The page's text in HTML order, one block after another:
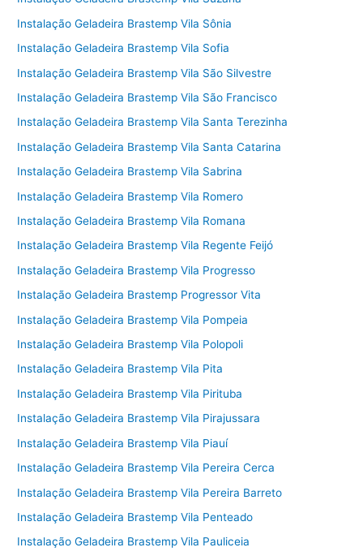
Instalação Geladeira Brastemp Vila Sônia
Instalação Geladeira Brastemp Vila Sofia
Instalação Geladeira Brastemp Vila São Silvestre
Instalação Geladeira Brastemp Vila São Francisco
Instalação Geladeira Brastemp Vila Santa Terezinha
Instalação Geladeira Brastemp Vila Santa Catarina
Instalação Geladeira Brastemp Vila Sabrina
Instalação Geladeira Brastemp Vila Romero
Instalação Geladeira Brastemp Vila Romana
Instalação Geladeira Brastemp Vila Regente Feijó
Instalação Geladeira Brastemp Vila Progresso
Instalação Geladeira Brastemp Progressor Vita
Instalação Geladeira Brastemp Vila Pompeia
Instalação Geladeira Brastemp Vila Polopoli
Instalação Geladeira Brastemp Vila Pita
Instalação Geladeira Brastemp Vila Pirituba
Instalação Geladeira Brastemp Vila Pirajussara
Instalação Geladeira Brastemp Vila Piauí
Instalação Geladeira Brastemp Vila Pereira Cerca
Instalação Geladeira Brastemp Vila Pereira Barreto
Instalação Geladeira Brastemp Vila Penteado
Instalação Geladeira Brastemp Vila Pauliceia